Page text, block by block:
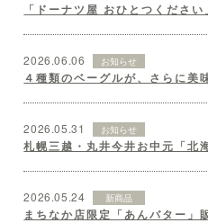
「ドーナツ屋 おひとつくださ
2026.06.06 お知らせ
４種類のベーグルが、さらに美
2026.05.31 お知らせ
2026.05.24 新商品
まちなか店限定「あんバター」